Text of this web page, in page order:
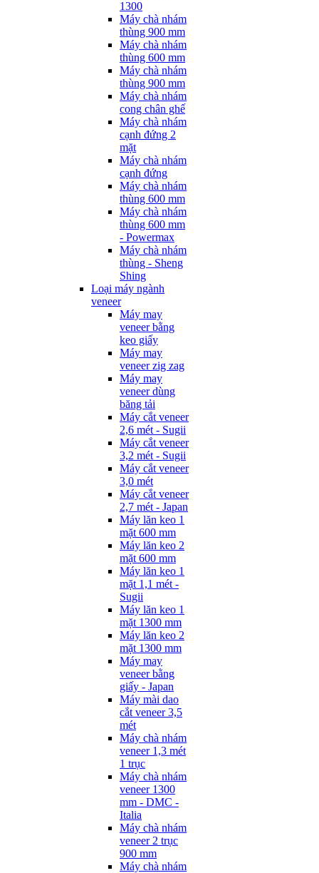
1300
Máy chà nhám
thùng 900 mm
Máy chà nhám
thùng 600 mm
Máy chà nhám
thùng 900 mm
Máy chà nhám
cong chân ghế
Máy chà nhám
cạnh đứng 2
mặt
Máy chà nhám
cạnh đứng
Máy chà nhám
thùng 600 mm
Máy chà nhám
thùng 600 mm
- Powermax
Máy chà nhám
thùng - Sheng
Shing
Loại máy ngành
veneer
Máy may
veneer bằng
keo giấy
Máy may
veneer zig zag
Máy may
veneer dùng
băng tải
Máy cắt veneer
2,6 mét - Sugii
Máy cắt veneer
3,2 mét - Sugii
Máy cắt veneer
3,0 mét
Máy cắt veneer
2,7 mét - Japan
Máy lăn keo 1
mặt 600 mm
Máy lăn keo 2
mặt 600 mm
Máy lăn keo 1
mặt 1,1 mét -
Sugii
Máy lăn keo 1
mặt 1300 mm
Máy lăn keo 2
mặt 1300 mm
Máy may
veneer bằng
giấy - Japan
Máy mài dao
cắt veneer 3,5
mét
Máy chà nhám
veneer 1,3 mét
1 trục
Máy chà nhám
veneer 1300
mm - DMC -
Italia
Máy chà nhám
veneer 2 trục
900 mm
Máy chà nhám